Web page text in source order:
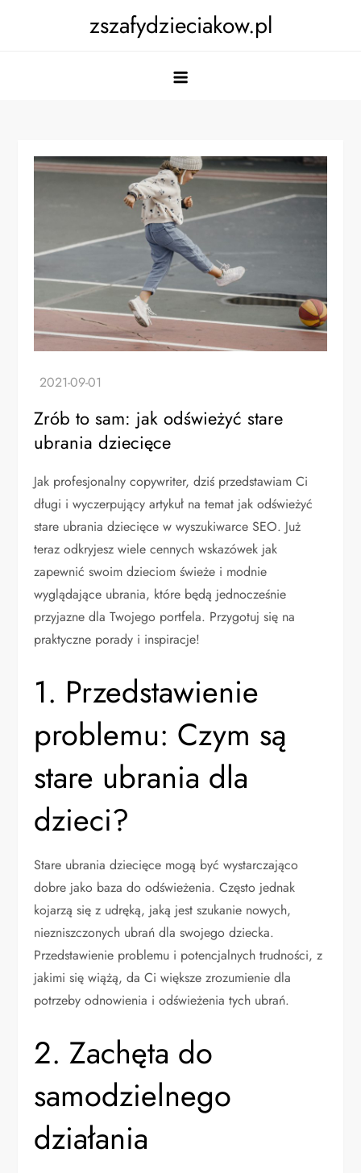
zszafydzieciakow.pl
Zrób to sam: jak odświeżyć stare
ubrania dziecięce
Jak profesjonalny copywriter, dziś przedstawiam Ci
długi i wyczerpujący artykuł na temat jak odświeżyć
stare ubrania dziecięce w wyszukiwarce SEO. Już
teraz odkryjesz wiele cennych wskazówek jak
zapewnić swoim dzieciom świeże i modnie
wyglądające ubrania, które będą jednocześnie
przyjazne dla Twojego portfela. Przygotuj się na
praktyczne porady i inspiracje!
1. Przedstawienie
problemu: Czym są
stare ubrania dla
dzieci?
Stare ubrania dziecięce mogą być wystarczająco
dobre jako baza do odświeżenia. Często jednak
kojarzą się z udręką, jaką jest szukanie nowych,
niezniszczonych ubrań dla swojego dziecka.
Przedstawienie problemu i potencjalnych trudności, z
jakimi się wiążą, da Ci większe zrozumienie dla
potrzeby odnowienia i odświeżenia tych ubrań.
2. Zachęta do
samodzielnego
działania